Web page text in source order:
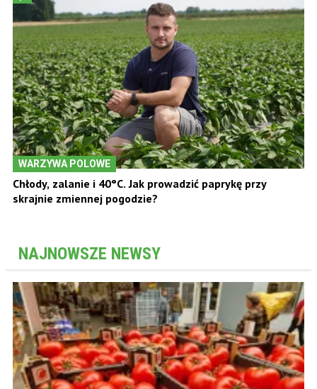
WARZYWA POLOWE
Chłody, zalanie i 40°C. Jak prowadzić paprykę przy
skrajnie zmiennej pogodzie?
NAJNOWSZE NEWSY